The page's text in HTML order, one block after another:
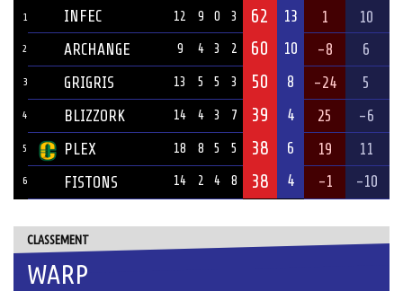
1 INFEC 12 9 0 3 62 13 1 10
2 ARCHANGE 9 4 3 2 60 10 -8 6
3 GRIGRIS 13 5 5 3 50 8 -24 5
4 BLIZZORK 14 4 3 7 39 4 25 -6
5 PLEX 18 8 5 5 38 6 19 11
6 FISTONS 14 2 4 8 38 4 -1 -10
CLASSEMENT
WARP